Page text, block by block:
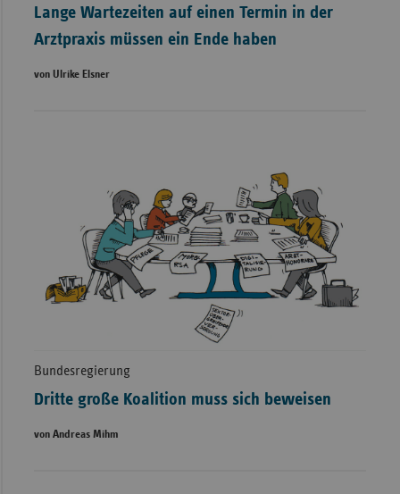
Lange Wartezeiten auf einen Termin in der
Arztpraxis müssen ein Ende haben
von Ulrike Elsner
Bundesregierung
Dritte große Koalition muss sich beweisen
von Andreas Mihm